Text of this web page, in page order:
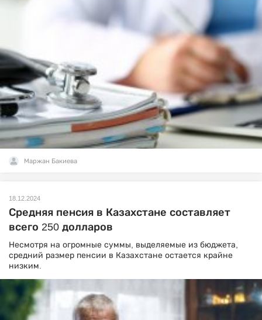
Маржан Бакиева
18.12.2024
Средняя пенсия в Казахстане составляет
всего 250 долларов
Несмотря на огромные суммы, выделяемые из бюджета,
средний размер пенсии в Казахстане остается крайне
низким.